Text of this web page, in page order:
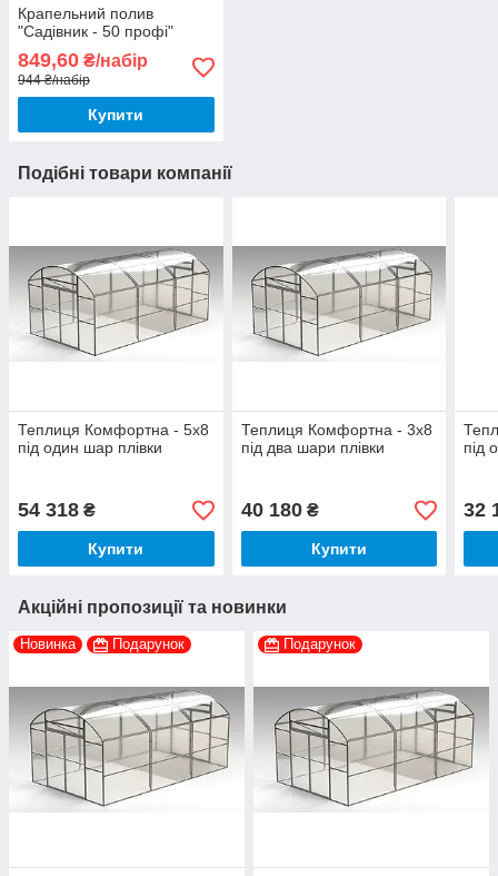
Крапельний полив
"Садівник - 50 профі"
849,60 ₴/набір
944 ₴/набір
Купити
Подібні товари компанії
Теплиця Комфортна - 5х8
під один шар плівки
54 318 ₴
Купити
Теплиця Комфортна - 3х8
під два шари плівки
40 180₴
Купити
під
32
Акційні пропозиції та новинки
Новинка Подарунок Подарунок